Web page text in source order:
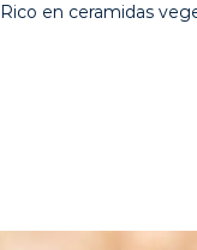
Rico en ceramidas